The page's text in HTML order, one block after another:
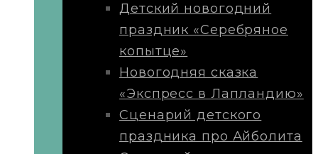
Детский новогодний
праздник «Серебряное
копытце»
Новогодняя сказка
«Экспресс в Лапландию»
Сценарий детского
праздника про Айболита